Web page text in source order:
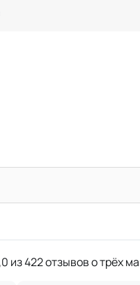
из 422 отзывов о трёх